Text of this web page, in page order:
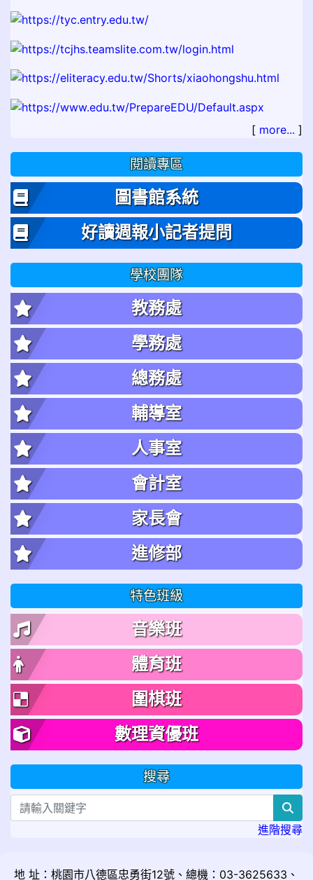
[ more... ]
閱讀專區
圖書館系統
好讀週報小記者提問
學校團隊
教務處
學務處
總務處
輔導室
人事室
會計室
家長會
進修部
特色班級
音樂班
體育班
圍棋班
數理資優班
搜尋
進階搜尋
地 址：桃園市八德區忠勇街12號、總機：03-3625633、